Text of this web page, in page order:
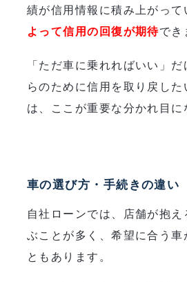
績が信用情報に積み上がって
よって信用の回復が期待でき
「ただ車に乗れればいい」
らのために信用を取り戻し
は、ここが重要な分かれ目に
車の選び方・手続きの違い
自社ローンでは、店舗が抱
ぶことが多く、希望に合う車
ともあります。